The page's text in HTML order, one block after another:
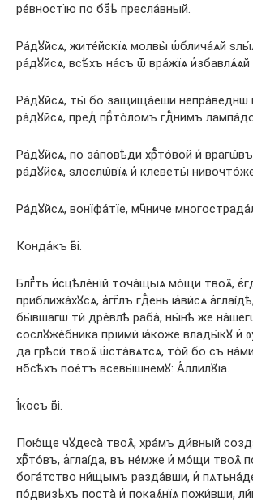
ре́вностїю по бз҃ѣ пресла́вный.
Ра́дꙋйсѧ, жите́йскїѧ молвы̀ ѡ҆блича́ѧй
ра́дꙋйсѧ, всѣ́хъ на́съ ѿ вра́жїѧ и҆збавлѧ́ѧй
Ра́дꙋйсѧ, ты́ бо защища́еши непра́веднѡ
ра́дꙋйсѧ, пред̾ прⷭ҇то́ломъ гдⷭ҇нимъ
Ра́дꙋйсѧ, по за́повѣди хрⷭ҇то́вой и҆
ра́дꙋйсѧ, ѕлослѡ́вїѧ и҆ клеветы̀
Ра́дꙋйсѧ, вонїфа́тїе, мч҃ниче
Конда́къ в҃і.
Блгⷣть и҆сцѣле́нїй точа́щыѧ мо́щи твоѧ̑,
приближа́хꙋсѧ, а҆́гг҃лъ гдⷭ҇ень ꙗ҆ви́сѧ
бы́вшагѡ тѝ дре́влѣ раба̀, ны́нѣ же
сослꙋже́бника прїимѝ ꙗ҆́коже влады́кꙋ и҆
да грѣсѝ твоѧ̑ ѡ҆ста́вѧтсѧ, то́й бо съ
нб҃сѣ́хъ пое́тъ всевы́шнемꙋ: А҆ллилꙋ́їа.
І҆́косъ в҃і.
Пою́ще чꙋдеса̀ твоѧ̑, хра́мъ ди́вный
хрⷭ҇то́въ, а҆глаі́да, въ не́мже и҆ мо́щи твоѧ̑
бога́тство ни́щымъ разда́вши, и҆
по́двизѣхъ поста̀ и҆ покаѧ́нїѧ пожи́вши,